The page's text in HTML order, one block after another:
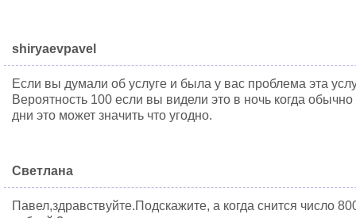
shiryaevpavel
Если вы думали об услуге и была у вас проблема эта
Вероятность 100 если вы видели это в ночь когда
дни это может значить что угодно.
Светлана
Павел,здравствуйте.Подскажите, а когда снится число